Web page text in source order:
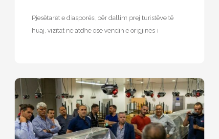
Pjesëtarët e diasporës, për dallim prej turistëve të
huaj, vizitat në atdhe ose vendin e origjinës i